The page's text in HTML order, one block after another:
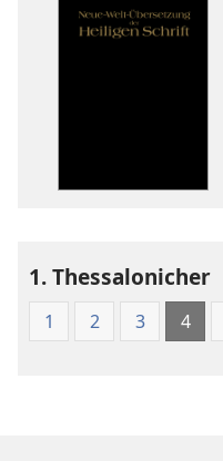
1. Thessalonicher
1 2 3 4